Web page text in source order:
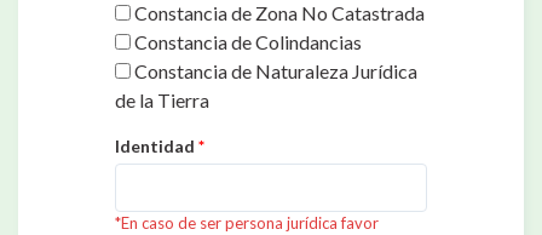
Constancia de Zona No Catastrada‎
Constancia de Colindancias‎
Constancia de Naturaleza Jurídica
de la Tierra‎
Identidad *
*En caso de ser persona jurídica favor